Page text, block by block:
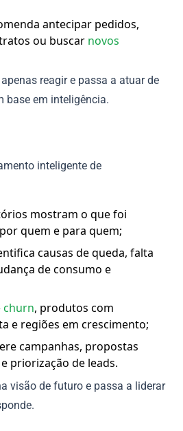
antecipar pedidos,
ou buscar novos
reagir e passa a atuar de
base em inteligência.
inteligente de
mostram o que foi
quem e para quem;
causas de queda, falta
de consumo e
churn, produtos com
e regiões em crescimento;
campanhas, propostas
priorização de leads.
visão de futuro e passa a liderar